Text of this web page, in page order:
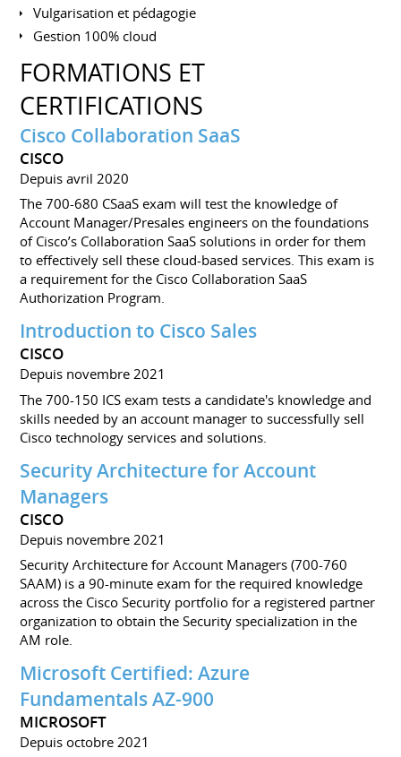
Vulgarisation et pédagogie
Gestion 100% cloud
FORMATIONS ET
CERTIFICATIONS
Cisco Collaboration SaaS
CISCO
Depuis avril 2020
The 700-680 CSaaS exam will test the knowledge of
Account Manager/Presales engineers on the foundations
of Cisco’s Collaboration SaaS solutions in order for them
to effectively sell these cloud-based services. This exam is
a requirement for the Cisco Collaboration SaaS
Authorization Program.
Introduction to Cisco Sales
CISCO
Depuis novembre 2021
The 700-150 ICS exam tests a candidate's knowledge and
skills needed by an account manager to successfully sell
Cisco technology services and solutions.
Security Architecture for Account
Managers
CISCO
Depuis novembre 2021
Security Architecture for Account Managers (700-760
SAAM) is a 90-minute exam for the required knowledge
across the Cisco Security portfolio for a registered partner
organization to obtain the Security specialization in the
AM role.
Microsoft Certified: Azure
Fundamentals AZ-900
MICROSOFT
Depuis octobre 2021